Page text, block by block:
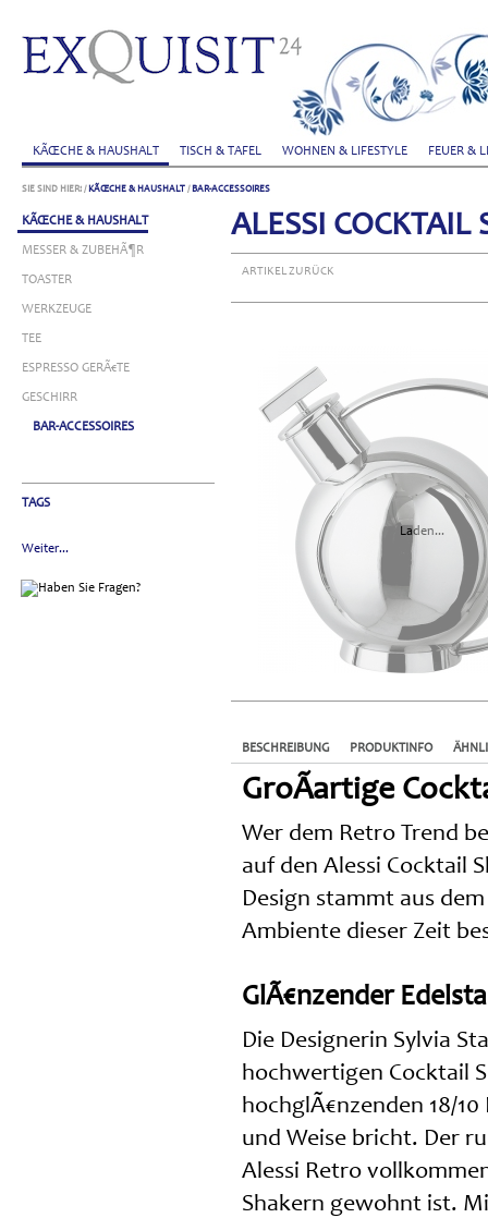
KÃŒCHE & HAUSHALT TISCH & TAFEL WOHNEN & LIFESTYLE FEUER &
SIE SIND HIER: / KÃŒCHE & HAUSHALT / BAR-ACCESSOIRES
KÃŒCHE & HAUSHALT
MESSER & ZUBEHÃ¶R
TOASTER
WERKZEUGE
TEE
ESPRESSO GERÃ€TE
GESCHIRR
BAR-ACCESSOIRES
TAGS
Weiter...
ALESSI COCKTAIL
ARTIKEL ZURÜCK
Laden...
BESCHREIBUNG PRODUKTINFO
GroÃartige
Wer dem Retro Trend
auf den Alessi Cocktail
Design stammt aus
Ambiente dieser Zeit
GlÃ€nzender
Die Designerin Sylvia
hochwertigen Cocktail
hochglÃ€nzenden 18/
und Weise bricht. Der
Alessi Retro
Shakern gewohnt ist.